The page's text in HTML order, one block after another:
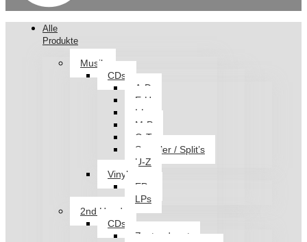
Alle
Produkte
Musik
CDs
A-D
E-H
I-L
M-P
Q-T
Sampler / Split’s
U-Z
Vinyl
EPs
LPs
2nd Hand
CDs
Zustand: gut